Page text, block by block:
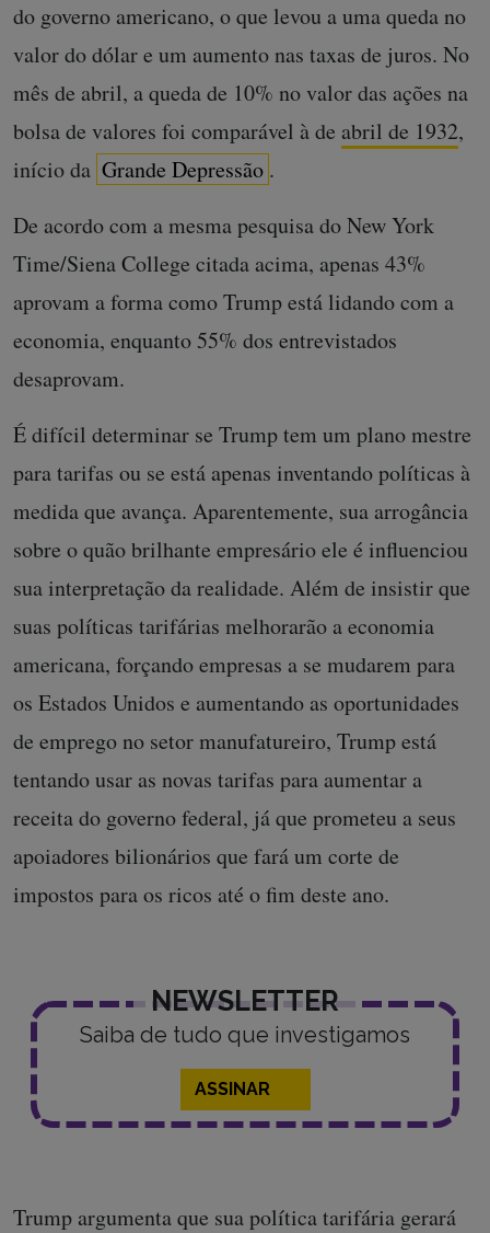
do governo americano, o que levou a uma queda no
valor do dólar e um aumento nas taxas de juros. No
mês de abril, a queda de 10% no valor das ações na
bolsa de valores foi comparável à de abril de 1932,
início da Grande Depressão .
De acordo com a mesma pesquisa do New York
Time/Siena College citada acima, apenas 43%
aprovam a forma como Trump está lidando com a
economia, enquanto 55% dos entrevistados
desaprovam.
É difícil determinar se Trump tem um plano mestre
para tarifas ou se está apenas inventando políticas à
medida que avança. Aparentemente, sua arrogância
sobre o quão brilhante empresário ele é influenciou
sua interpretação da realidade. Além de insistir que
suas políticas tarifárias melhorarão a economia
americana, forçando empresas a se mudarem para
os Estados Unidos e aumentando as oportunidades
de emprego no setor manufatureiro, Trump está
tentando usar as novas tarifas para aumentar a
receita do governo federal, já que prometeu a seus
apoiadores bilionários que fará um corte de
impostos para os ricos até o fim deste ano.
NEWSLETTER
Saiba de tudo que investigamos
ASSINAR
Trump argumenta que sua política tarifária gerará